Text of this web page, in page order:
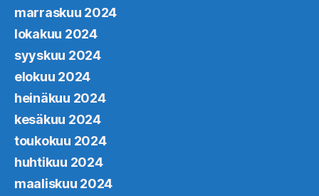
marraskuu 2024
lokakuu 2024
syyskuu 2024
elokuu 2024
heinäkuu 2024
kesäkuu 2024
toukokuu 2024
huhtikuu 2024
maaliskuu 2024